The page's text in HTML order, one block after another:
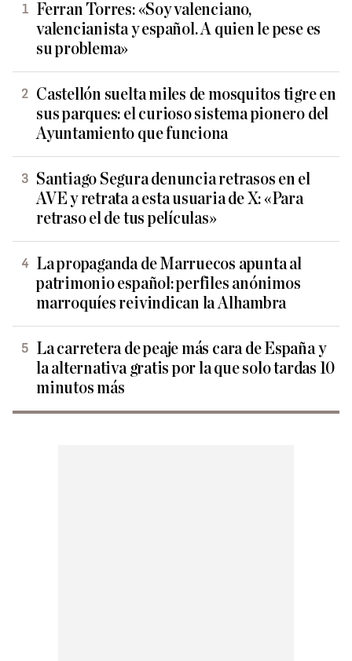
Ferran Torres: «Soy valenciano,
valencianista y español. A quien le pese es
su problema»
Castellón suelta miles de mosquitos tigre en
sus parques: el curioso sistema pionero del
Ayuntamiento que funciona
Santiago Segura denuncia retrasos en el
AVE y retrata a esta usuaria de X: «Para
retraso el de tus películas»
La propaganda de Marruecos apunta al
patrimonio español: perfiles anónimos
marroquíes reivindican la Alhambra
La carretera de peaje más cara de España y
la alternativa gratis por la que solo tardas 10
minutos más